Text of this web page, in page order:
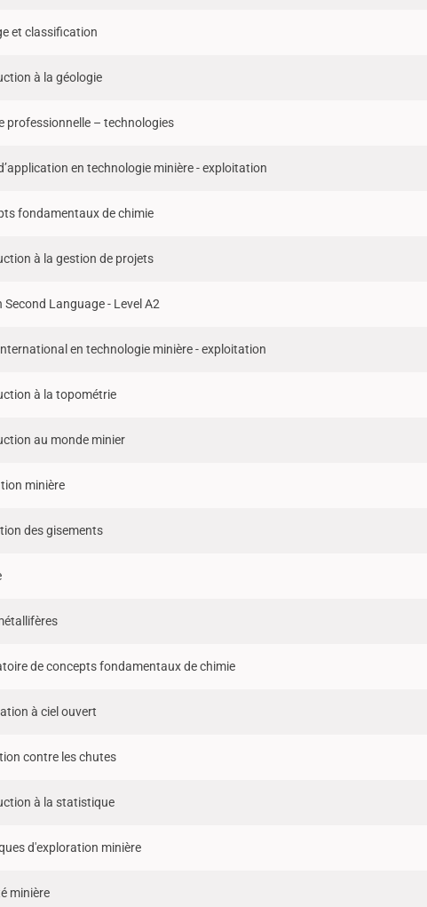
et classification
à la géologie
professionnelle – technologies
en technologie minière - exploitation
fondamentaux de chimie
à la gestion de projets
Second Language - Level A2
en technologie minière - exploitation
à la topométrie
au monde minier
minière
des gisements
de concepts fondamentaux de chimie
à ciel ouvert
contre les chutes
à la statistique
d'exploration minière
minière